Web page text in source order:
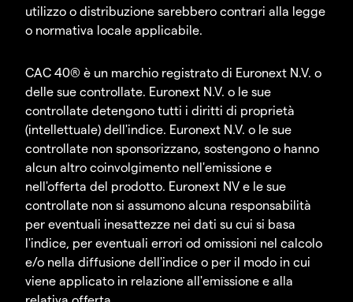
utilizzo o distribuzione sarebbero contrari alla legge
o normativa locale applicabile.
CAC 40® è un marchio registrato di Euronext N.V. o
delle sue controllate. Euronext N.V. o le sue
controllate detengono tutti i diritti di proprietà
(intellettuale) dell'indice. Euronext N.V. o le sue
controllate non sponsorizzano, sostengono o hanno
alcun altro coinvolgimento nell'emissione e
nell'offerta del prodotto. Euronext NV e le sue
controllate non si assumono alcuna responsabilità
per eventuali inesattezze nei dati su cui si basa
l'indice, per eventuali errori od omissioni nel calcolo
e/o nella diffusione dell'indice o per il modo in cui
viene applicato in relazione all'emissione e alla